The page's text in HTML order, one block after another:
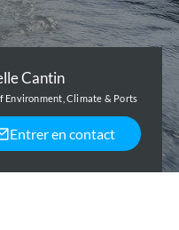
Cantin
Environment, Climate & Ports
Entrer en contact